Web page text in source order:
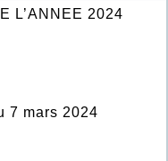
L’ANNEE 2024
7 mars 2024